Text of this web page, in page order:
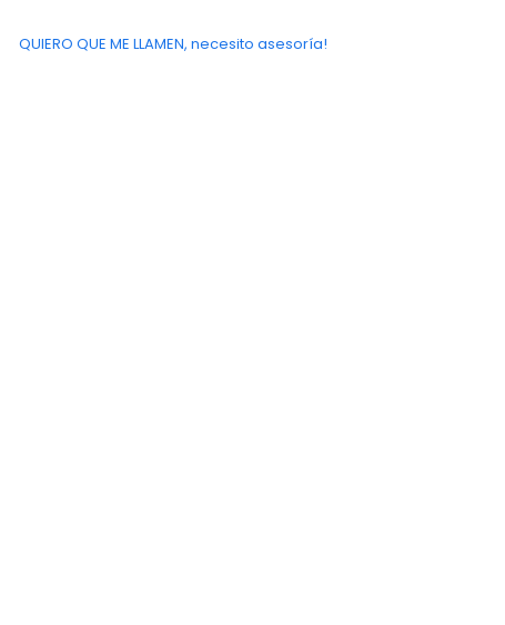
QUIERO QUE ME LLAMEN, necesito asesoría!